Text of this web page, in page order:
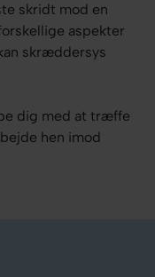
skridt mod en
aspekter
skræddersys
dig med at træffe
hen imod